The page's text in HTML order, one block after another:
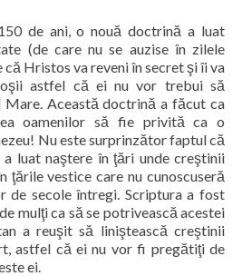
de ani, o nouă doctrină a luat
(de care nu se auzise în zilele
Hristos va reveni în secret şi îi va
astfel că ei nu vor trebui să
Mare. Această doctrină a făcut ca
oamenilor să fie privită ca o
Nu este surprinzător faptul că
luat naştere în ţări unde creştinii
ţările vestice care nu cunoscuseră
de secole întregi. Scriptura a fost
mulţi ca să se potrivească acestei
a reuşit să liniştească creştinii
astfel că ei nu vor fi pregătiţi de
ei.